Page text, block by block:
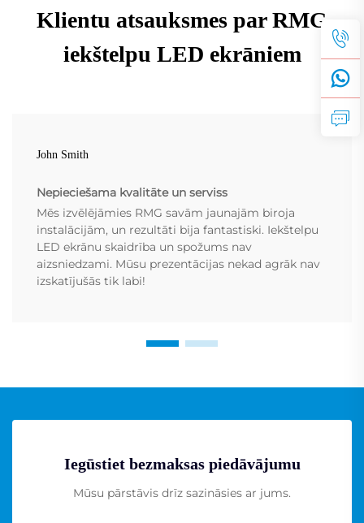
Klientu atsauksmes par RMG
iekštelpu LED ekrāniem
John Smith
Nepieciešama kvalitāte un serviss
Mēs izvēlējāmies RMG savām jaunajām biroja
instalācijām, un rezultāti bija fantastiski. Iekštelpu
LED ekrānu skaidrība un spožums nav
aizsniedzami. Mūsu prezentācijas nekad agrāk nav
izskatījušās tik labi!
Iegūstiet bezmaksas piedāvājumu
Mūsu pārstāvis drīz sazināsies ar jums.